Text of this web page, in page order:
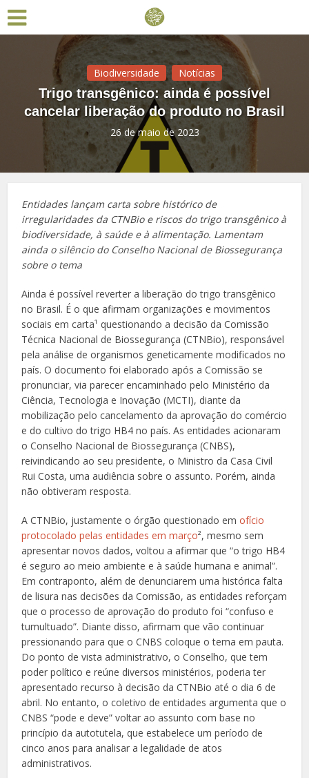
Biodiversidade Notícias
Trigo transgênico: ainda é possível
cancelar liberação do produto no Brasil
26 de maio de 2023
Entidades lançam carta sobre histórico de
irregularidades da CTNBio e riscos do trigo transgênico à
biodiversidade, à saúde e à alimentação. Lamentam
ainda o silêncio do Conselho Nacional de Biossegurança
sobre o tema
Ainda é possível reverter a liberação do trigo transgênico
no Brasil. É o que afirmam organizações e movimentos
sociais em carta¹ questionando a decisão da Comissão
Técnica Nacional de Biossegurança (CTNBio), responsável
pela análise de organismos geneticamente modificados no
país. O documento foi elaborado após a Comissão se
pronunciar, via parecer encaminhado pelo Ministério da
Ciência, Tecnologia e Inovação (MCTI), diante da
mobilização pelo cancelamento da aprovação do comércio
e do cultivo do trigo HB4 no país. As entidades acionaram
o Conselho Nacional de Biossegurança (CNBS),
reivindicando ao seu presidente, o Ministro da Casa Civil
Rui Costa, uma audiência sobre o assunto. Porém, ainda
não obtiveram resposta.
A CTNBio, justamente o órgão questionado emofício
protocolado pelas entidades em março², mesmo sem
apresentar novos dados, voltou a afirmar que “o trigo HB4
é seguro ao meio ambiente e à saúde humana e animal”.
Em contraponto, além de denunciarem uma histórica falta
de lisura nas decisões da Comissão, as entidades reforçam
que o processo de aprovação do produto foi “confuso e
tumultuado”. Diante disso, afirmam que vão continuar
pressionando para que o CNBS coloque o tema em pauta.
Do ponto de vista administrativo, o Conselho, que tem
poder político e reúne diversos ministérios, poderia ter
apresentado recurso à decisão da CTNBio até o dia 6 de
abril. No entanto, o coletivo de entidades argumenta que o
CNBS “pode e deve” voltar ao assunto com base no
princípio da autotutela, que estabelece um período de
cinco anos para analisar a legalidade de atos
administrativos.